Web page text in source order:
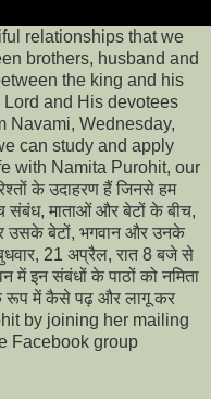
relationships that we
brothers, husband and
the king and his
and His devotees
Navami, Wednesday,
can study and apply
with Namita Purohit, our
के उदाहरण हैं जिनसे हम
संबंध, माताओं और बेटों के बीच,
उसके बेटों, भगवान और उनके
21 अप्रैल, रात 8 बजे से
इन संबंधों के पाठों को नमिता
रूप में कैसे पढ़ और लागू कर
by joining her mailing
Facebook group